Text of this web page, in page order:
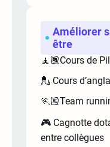
Améliorer
être
🧘🏾Cours de
💂 Cours
🏃🏼Team
🎮 Cagnotte
entre collègues